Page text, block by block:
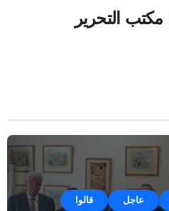
مكتب التحرير
عاجل قالوا